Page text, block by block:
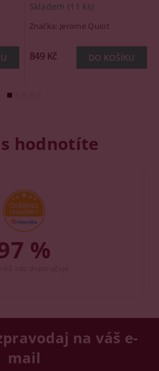
Skladem (11 ks)
Značka: Jerome Quiot
849 Kč
hodnotíte
%
na váš e-
mail